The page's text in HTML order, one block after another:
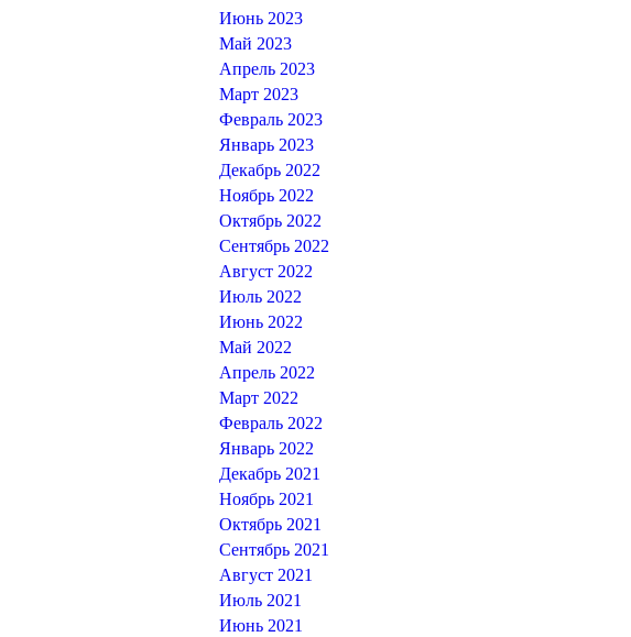
Июнь 2023
Май 2023
Апрель 2023
Март 2023
Февраль 2023
Январь 2023
Декабрь 2022
Ноябрь 2022
Октябрь 2022
Сентябрь 2022
Август 2022
Июль 2022
Июнь 2022
Май 2022
Апрель 2022
Март 2022
Февраль 2022
Январь 2022
Декабрь 2021
Ноябрь 2021
Октябрь 2021
Сентябрь 2021
Август 2021
Июль 2021
Июнь 2021